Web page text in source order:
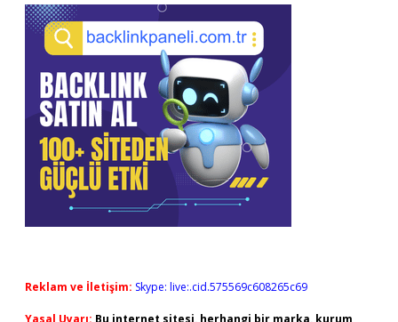
Reklam ve İletişim: Skype: live:.cid.575569c608265c69
Yasal Uyarı: Bu internet sitesi, herhangi bir marka, kurum